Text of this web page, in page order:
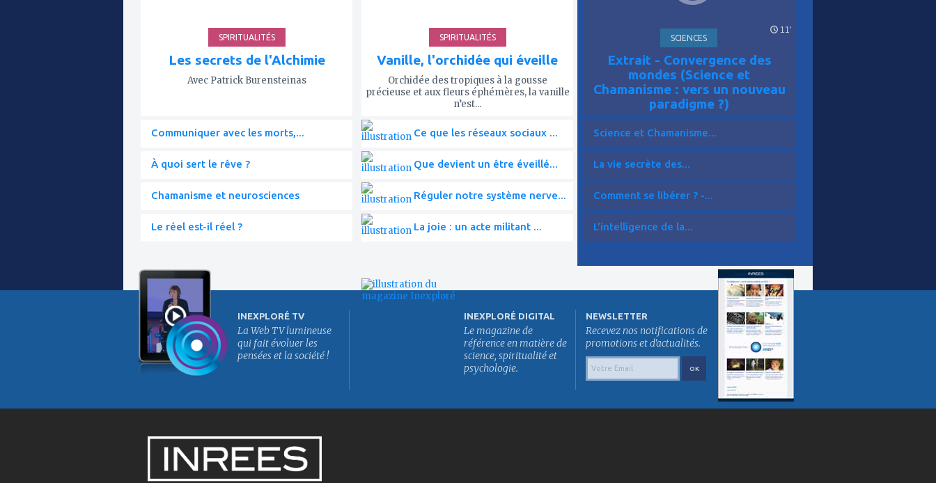
SPIRITUALITÉS
Les secrets de l'Alchimie
Avec Patrick Burensteinas
Communiquer avec les morts,...
À quoi sert le rêve ?
Chamanisme et neurosciences
Le réel est-il réel ?
SPIRITUALITÉS
Vanille, l'orchidée qui éveille
Orchidée des tropiques à la gousse
précieuse et aux fleurs éphémères, la vanille
n’est...
Ce que les réseaux sociaux ...
Que devient un être éveillé...
Réguler notre système nerve...
La joie : un acte militant ...
11'
SCIENCES
Extrait - Convergence des
mondes (Science et
Chamanisme : vers un nouveau
paradigme ?)
Science et Chamanisme...
La vie secrète des...
Comment se libérer ? -...
L'intelligence de la...
INEXPLORÉ TV
La Web TV lumineuse
qui fait évoluer les
pensées et la société !
INEXPLORÉ DIGITAL
Le magazine de
référence en matière de
science, spiritualité et
psychologie.
NEWSLETTER
Recevez nos notifications de
promotions et d'actualités.